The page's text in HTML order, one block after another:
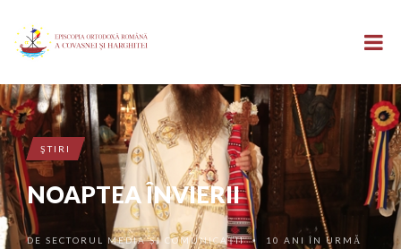
ŞTIRI
NOAPTEA ÎNVIERII
DE SECTORUL MEDIA ȘI COMUNICAȚII • 10 ANI ÎN URMĂ